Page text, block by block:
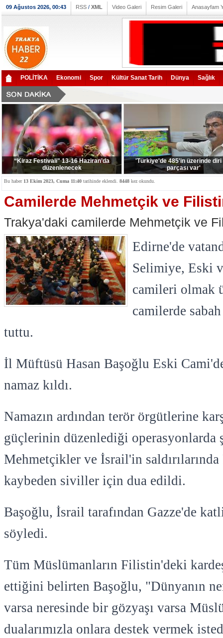
09 Ağustos 2026, 00:43 RSS / XML Video Galeri Resim Galeri Anasayfam
POLİTİKA Ekonomi Spor Kültür Sanat Tarih Dünya Sağlık
“Kiraz Festivali" 13-16 Haziran’da
düzenlenecek
'Türkiye'de 485'in üzerinde diri
parçası var'
Bu haber 13 Ekim 2023, Cuma 11:40 tarihinde eklendi. 8448 kez okundu.
Camilerde Mehmetçik ve
Trakya'daki camilerde Mehmetçik ve
Edirne'de
Selimiye, Eski
camileri olmak
camilerde
tuttu.
İl Müftüsü Hasan Başoğlu Eski
namaz kıldı.
Namazın ardından terör örgütlerine
güçlerinin düzenlediği operasyonlarda
Mehmetçikler ve İsrail'in
kaybeden siviller için dua edildi.
Başoğlu, İsrail tarafından Gazze'de
söyledi.
Tüm Müslümanların Filistin'deki
ettiğini belirten Başoğlu, "Dünyanın
varsa neresinde bir gözyaşı varsa
dualarımızla onlara destek vermek